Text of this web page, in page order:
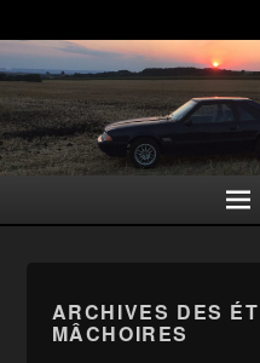
ARCHIVES DES
MÂCHOIRES